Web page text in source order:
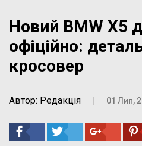
Новий BMW X5
офіційно:
кросовер
Автор: Редакція | 01 Лип,